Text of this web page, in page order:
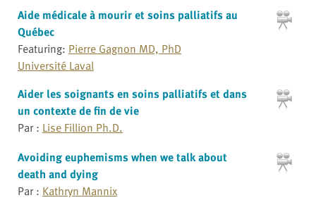
Aide médicale à mourir et soins palliatifs au
Québec
Featuring: Pierre Gagnon MD, PhD
Université Laval
Aider les soignants en soins palliatifs et dans
un contexte de fin de vie
Par : Lise Fillion Ph.D.
Avoiding euphemisms when we talk about
death and dying
Par : Kathryn Mannix